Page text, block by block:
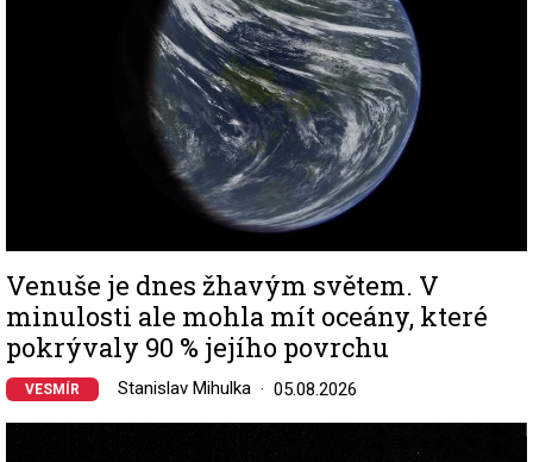
Venuše je dnes žhavým světem. V
minulosti ale mohla mít oceány, které
pokrývaly 90 % jejího povrchu
VESMÍR Stanislav Mihulka 05.08.2026